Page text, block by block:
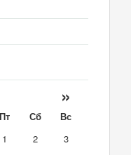
»
Пт Сб
Вс
1 2
3